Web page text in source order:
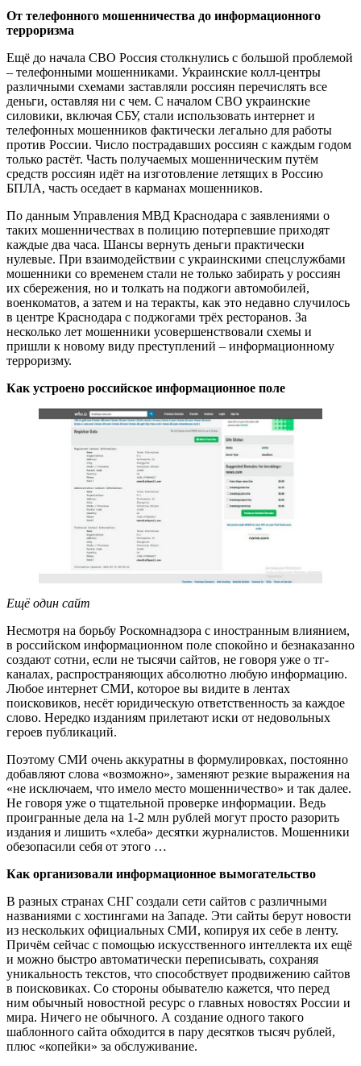
От телефонного мошенничества до информационного
терроризма
Ещё до начала СВО Россия столкнулись с большой проблемой
– телефонными мошенниками. Украинские колл-центры
различными схемами заставляли россиян перечислять все
деньги, оставляя ни с чем. С началом СВО украинские
силовики, включая СБУ, стали использовать интернет и
телефонных мошенников фактически легально для работы
против России. Число пострадавших россиян с каждым годом
только растёт. Часть получаемых мошенническим путём
средств россиян идёт на изготовление летящих в Россию
БПЛА, часть оседает в карманах мошенников.
По данным Управления МВД Краснодара с заявлениями о
таких мошенничествах в полицию потерпевшие приходят
каждые два часа. Шансы вернуть деньги практически
нулевые. При взаимодействии с украинскими спецслужбами
мошенники со временем стали не только забирать у россиян
их сбережения, но и толкать на поджоги автомобилей,
военкоматов, а затем и на теракты, как это недавно случилось
в центре Краснодара с поджогами трёх ресторанов. За
несколько лет мошенники усовершенствовали схемы и
пришли к новому виду преступлений – информационному
терроризму.
Как устроено российское информационное поле
Ещё один сайт
Несмотря на борьбу Роскомнадзора с иностранным влиянием,
в российском информационном поле спокойно и безнаказанно
создают сотни, если не тысячи сайтов, не говоря уже о тг-
каналах, распространяющих абсолютно любую информацию.
Любое интернет СМИ, которое вы видите в лентах
поисковиков, несёт юридическую ответственность за каждое
слово. Нередко изданиям прилетают иски от недовольных
героев публикаций.
Поэтому СМИ очень аккуратны в формулировках, постоянно
добавляют слова «возможно», заменяют резкие выражения на
«не исключаем, что имело место мошенничество» и так далее.
Не говоря уже о тщательной проверке информации. Ведь
проигранные дела на 1-2 млн рублей могут просто разорить
издания и лишить «хлеба» десятки журналистов. Мошенники
обезопасили себя от этого …
Как организовали информационное вымогательство
В разных странах СНГ создали сети сайтов с различными
названиями с хостингами на Западе. Эти сайты берут новости
из нескольких официальных СМИ, копируя их себе в ленту.
Причём сейчас с помощью искусственного интеллекта их ещё
и можно быстро автоматически переписывать, сохраняя
уникальность текстов, что способствует продвижению сайтов
в поисковиках. Со стороны обывателю кажется, что перед
ним обычный новостной ресурс о главных новостях России и
мира. Ничего не обычного. А создание одного такого
шаблонного сайта обходится в пару десятков тысяч рублей,
плюс «копейки» за обслуживание.